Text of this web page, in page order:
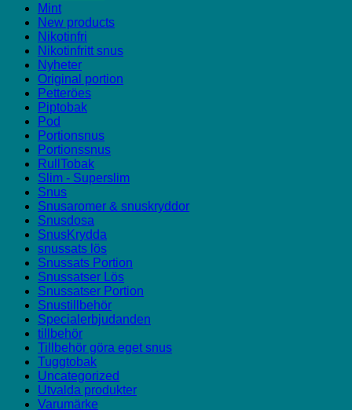
Mint
New products
Nikotinfri
Nikotinfritt snus
Nyheter
Original portion
Petteröes
Piptobak
Pod
Portionsnus
Portionssnus
RullTobak
Slim - Superslim
Snus
Snusaromer & snuskryddor
Snusdosa
SnusKrydda
snussats lös
Snussats Portion
Snussatser Lös
Snussatser Portion
Snustillbehör
Specialerbjudanden
tillbehör
Tillbehör göra eget snus
Tuggtobak
Uncategorized
Utvalda produkter
Varumärke